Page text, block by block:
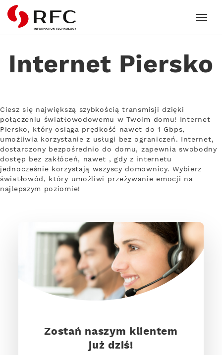
RFC
Internet Piersko
Ciesz się największą szybkością transmisji dzięki
połączeniu światłowodowemu w Twoim domu! Internet
Piersko, który osiąga prędkość nawet do 1 Gbps,
umożliwia korzystanie z usługi bez ograniczeń. Internet,
dostarczony bezpośrednio do domu, zapewnia swobodny
dostęp bez zakłóceń, nawet , gdy z internetu
jednocześnie korzystają wszyscy domownicy. Wybierz
światłowód, który umożliwi przeżywanie emocji na
najlepszym poziomie!
Zostań naszym klientem
już dziś!